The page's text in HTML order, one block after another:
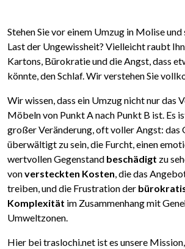
Stehen Sie vor einem Umzug in Molise
Last der Ungewissheit? Vielleicht raubt
Kartons, Bürokratie und die Angst, dass
könnte, den Schlaf. Wir verstehen Sie
Wir wissen, dass ein Umzug nicht nur das
Möbeln von Punkt A nach Punkt B ist. Es
großer Veränderung, oft voller Angst: das
überwältigt zu sein, die Furcht, einen
wertvollen Gegenstand beschädigt zu
vonversteckten Kosten, die das
treiben, und die Frustration der
Komplexität im Zusammenhang mit
Umweltzonen.
Hier bei traslochi.net ist es unsere